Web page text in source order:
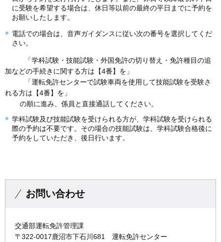
に受験を希望する場合は、休日等以前の最終の平日までに予約を
お願いしたします。
電話での場合は、音声ガイダンスに従い次の番号を選択してくだ
さい。
「学科試験・技能試験・外国免許の切り替え・免許種目の追
加などの手続きに関する方は【4番】を」
「運転免許センターで試験車両を使用して技能試験を受験さ
れる方は【4番】を」
の順に進み、係員と直接通話してください。
学科試験及び技能試験を受けられる方が、学科試験を受けられる
際の予約は不要です。その場合の技能試験は、学科試験合格後に
予約をしていただき、後日行います。
お問い合わせ
交通部運転免許管理課
〒322-0017鹿沼市下石川681 運転免許センター